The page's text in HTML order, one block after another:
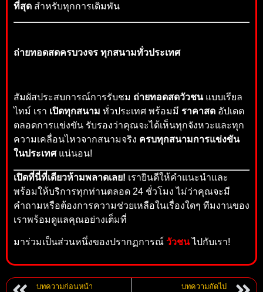
ที่สุด สำหรับทุกการเดิมพัน
ถ่ายทอดสดครบวงจร ทุกสนามทั่วประเทศ
สัมผัสประสบการณ์การรับชม ถ่ายทอดสดวัวชนแบบเรียล
ไทม์ เรา เปิดทุกสนาม ทั่วประเทศ พร้อมมี ราคาสด อัปเดต
ตลอดการแข่งขัน รับรองว่าคุณจะได้เห็นทุกจังหวะและทุก
ความเคลื่อนไหวจากสนามจริง ครบทุกสนามการแข่งขัน
ในประเทศแน่นอน!
เปิดที่นี่ที่เดียวห้ามพลาดเลย! เรายินดีให้คำแนะนำและ
พร้อมให้บริการทุกท่านตลอด 24 ชั่วโมง ไม่ว่าคุณจะมี
คำถามหรือต้องการความช่วยเหลือในเรื่องใดๆ ทีมงานของ
เราพร้อมดูแลคุณอย่างเต็มที่
มาร่วมเป็นส่วนหนึ่งของปรากฏการณ์ วัวชนไปกับเรา!
บทความก่อนหน้า บทความถัดไป